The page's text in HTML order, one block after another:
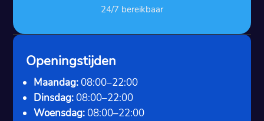
24/7 bereikbaar
Openingstijden
Maandag: 08:00–22:00
Dinsdag: 08:00–22:00
Woensdag: 08:00–22:00